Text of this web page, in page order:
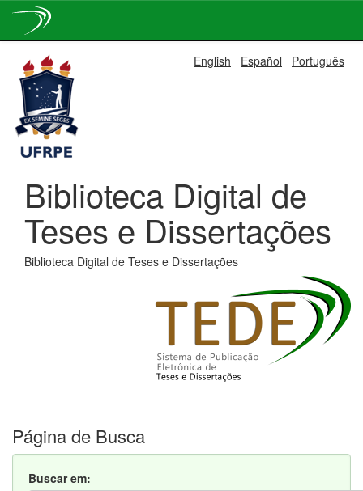
navigation
English Español Português
Biblioteca Digital de
Teses e Dissertações
Biblioteca Digital de Teses e Dissertações
Página de Busca
Buscar em: